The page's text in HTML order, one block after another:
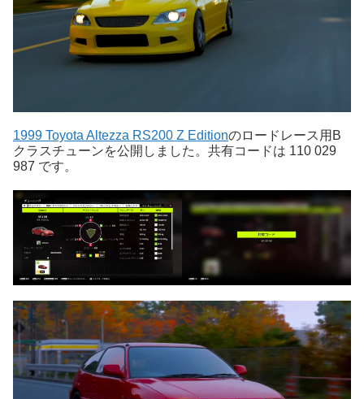
1999 Toyota Altezza RS200 Z Editionのロードレース用B
クラスチューンを公開しました。共有コードは 110 029
987 です。